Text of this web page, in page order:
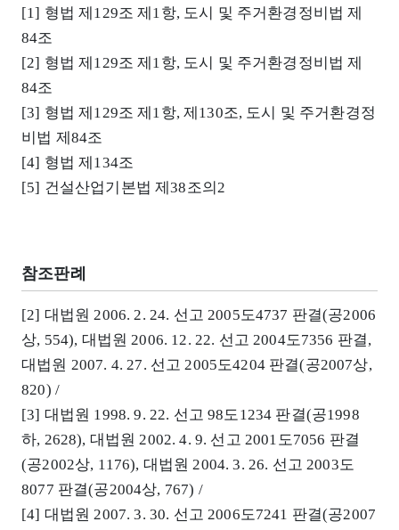
[1] 형법 제129조 제1항, 도시 및 주거환경정비법 제
84조
[2] 형법 제129조 제1항, 도시 및 주거환경정비법 제
84조
[3] 형법 제129조 제1항, 제130조, 도시 및 주거환경정
비법 제84조
[4] 형법 제134조
[5] 건설산업기본법 제38조의2
참조판례
[2] 대법원 2006. 2. 24. 선고 2005도4737 판결(공2006
상, 554), 대법원 2006. 12. 22. 선고 2004도7356 판결,
대법원 2007. 4. 27. 선고 2005도4204 판결(공2007상,
820) /
[3] 대법원 1998. 9. 22. 선고 98도1234 판결(공1998
하, 2628), 대법원 2002. 4. 9. 선고 2001도7056 판결
(공2002상, 1176), 대법원 2004. 3. 26. 선고 2003도
8077 판결(공2004상, 767) /
[4] 대법원 2007. 3. 30. 선고 2006도7241 판결(공2007